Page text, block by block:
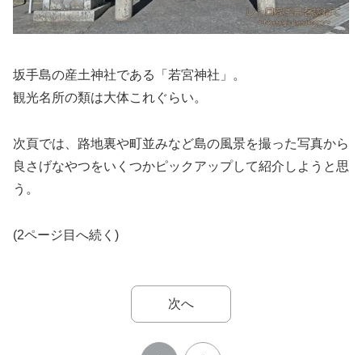
坂手島の産土神社である「若宮神社」。
観光名所の類は大体これぐらい。
次頁では、路地裏や町並みなど島の風景を撮った写真から
良さげなやつをいくつかピックアップして紹介しようと思
う。
(2ページ目へ続く)
次へ